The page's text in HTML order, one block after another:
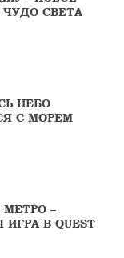
СВЕТА
НЕБО
С МОРЕМ
–
В QUEST